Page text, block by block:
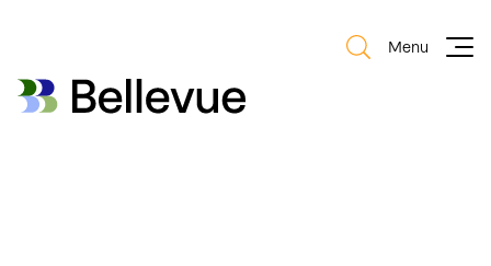
Bellevue Group AG
Menu